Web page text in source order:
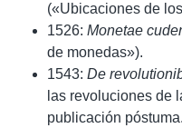
(«Ubicaciones de
1526:Monetae
de monedas»).
1543:De
las revoluciones de
publicación póstuma.